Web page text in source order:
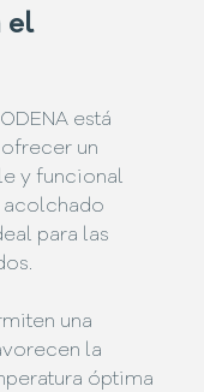
el
está
un
y funcional
acolchado
para las
una
la
óptima